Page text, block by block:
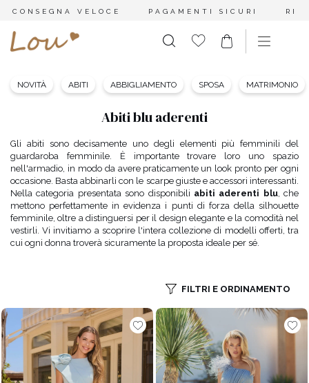
CONSEGNA VELOCE PAGAMENTI SICURI
NOVITÀ ABITI ABBIGLIAMENTO SPOSA MATRIMONIO
Abiti blu aderenti
Gli abiti sono decisamente uno degli elementi più femminili del
guardaroba femminile. È importante trovare loro uno spazio
nell'armadio, in modo da avere praticamente un look pronto per ogni
occasione. Basta abbinarli con le scarpe giuste e accessori interessanti.
Nella categoria presentata sono disponibili abiti aderenti blu, che
mettono perfettamente in evidenza i punti di forza della silhouette
femminile, oltre a distinguersi per il design elegante e la comodità nel
vestirli. Vi invitiamo a scoprire l'intera collezione di modelli offerti, tra
cui ogni donna troverà sicuramente la proposta ideale per sé.
FILTRI E ORDINAMENTO